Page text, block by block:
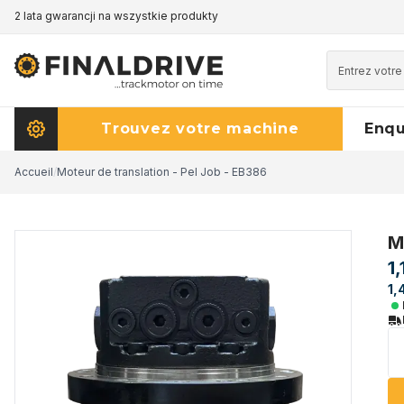
2 lata gwarancji na wszystkie produkty
Trouvez votre machine
Accueil/Moteur de translation - Pel Job - EB386